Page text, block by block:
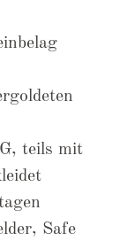
teils mit
Safe